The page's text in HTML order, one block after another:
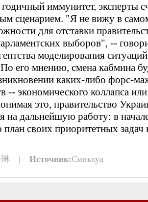
годичный иммунитет, эксперты
сценарием. "Я не вижу в
для отставки
выборов", --
моделирования
его мнению, смена кабмина
каких-либо форс-
-- экономического коллапса
это, правительство
на дальнейшую работу: в
план своих приоритетных
琳 | Источник:Синьхуа